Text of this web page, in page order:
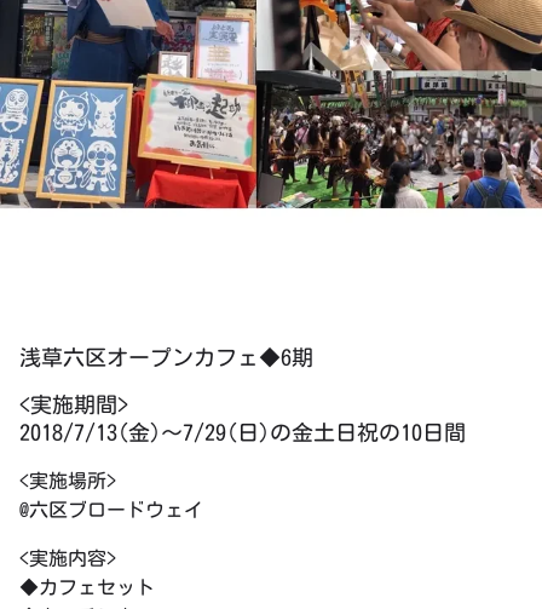
浅草六区オープンカフェ◆6期
<実施期間>
2018/7/13(金)～7/29(日)の金土日祝の10日間
<実施場所>
@六区ブロードウェイ
<実施内容>
◆カフェセット